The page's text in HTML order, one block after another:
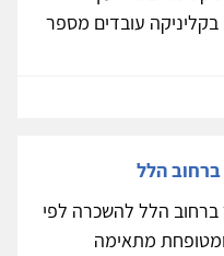
בקליניקה עובדים מספר
הלל
ברחוב הלל להשכרה לפי
מתאימה